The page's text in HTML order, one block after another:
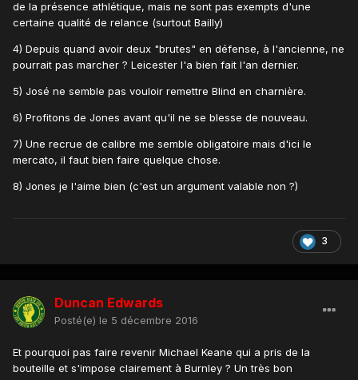
de la présence athlétique, mais ne sont pas exempts d'une
certaine qualité de relance (surtout Bailly)
4) Depuis quand avoir deux "brutes" en défense, à l'ancienne, ne
pourrait pas marcher ? Leicester l'a bien fait l'an dernier.
5) José ne semble pas vouloir remettre Blind en charnière.
6) Profitons de Jones avant qu'il ne se blesse de nouveau.
7) Une recrue de calibre me semble obligatoire mais d'ici le
mercato, il faut bien faire quelque chose.
8) Jones je l'aime bien (c'est un argument valable non ?)
3
Duncan Edwards
Posté(e) le 5 décembre 2016
Et pourquoi pas faire revenir Michael Keane qui a pris de la
bouteille et s'impose clairement à Burnley ? Un très bon